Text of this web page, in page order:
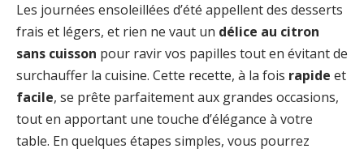
Les journées ensoleillées d’été appellent des desserts
frais et légers, et rien ne vaut un délice au citron
sans cuisson pour ravir vos papilles tout en évitant de
surchauffer la cuisine. Cette recette, à la fois rapide et
facile, se prête parfaitement aux grandes occasions,
tout en apportant une touche d’élégance à votre
table. En quelques étapes simples, vous pourrez